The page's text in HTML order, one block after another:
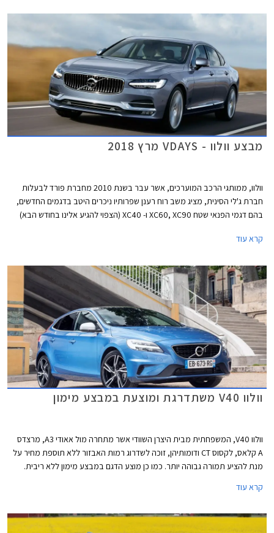
מבצע וולוו - VDAYS מרץ 2018
וולוו, ממותגי הרכב המוערכים, אשר עבר בשנת 2010 מחברת פורד לבעלות
חברת ג'לי הסינית, מציג משב רוח רענן שפרותיו ניכרים היטב בדגמים החדשים,
בהם דגמי הפנאי שטח XC60, XC90 ו- XC40 (הצפוי להגיע אלינו בחודש הבא)
דגמים ההופכים למובילים בקטגוריות הרכב השונות. ניתן לייחס חלק מההצלחה
לעובדה שבעלת הבית החדשה השאירה לוולוו עצמאות בתכנון דגמים חדשים
תוך סיוע במימון פרויקטים המצריכים השקעות הון גדולות.
קרא עוד
וולוו V40 משתדרגת ומוצעת במבצע מימון
וולוו V40, המשפחתית מבית היצרן השוודי אשר מתחרה מול אאודי A3, מרצדס
A קלאס, לקסוס CT ודומותיהן, זוכה לשדרוג רמות האבזור ללא תוספת מחיר על
מנת להציע תמורה גבוהה יותר. כמו כן מוצע הדגם במבצע מימון ללא ריבית.
קרא עוד